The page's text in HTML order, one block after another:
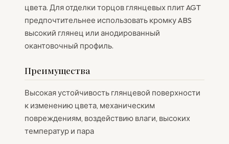
цвета. Для отделки торцов глянцевых плит AGT
предпочтительнее использовать кромку ABS
высокий глянец или анодированный
окантовочный профиль.
Преимущества
Высокая устойчивость глянцевой поверхности
к изменению цвета, механическим
повреждениям, воздействию влаги, высоких
температур и пара